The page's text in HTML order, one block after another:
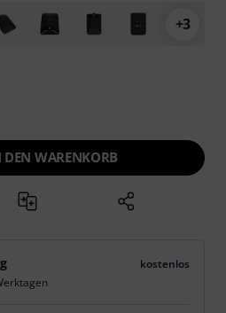
+3
DEN WARENKORB
kostenlos